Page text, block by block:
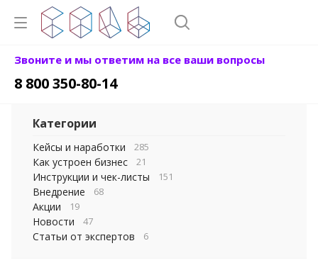
Звоните и мы ответим на все ваши вопросы
8 800 350-80-14
Категории
Кейсы и наработки 285
Как устроен бизнес 21
Инструкции и чек-листы 151
Внедрение 68
Акции 19
Новости 47
Статьи от экспертов 6